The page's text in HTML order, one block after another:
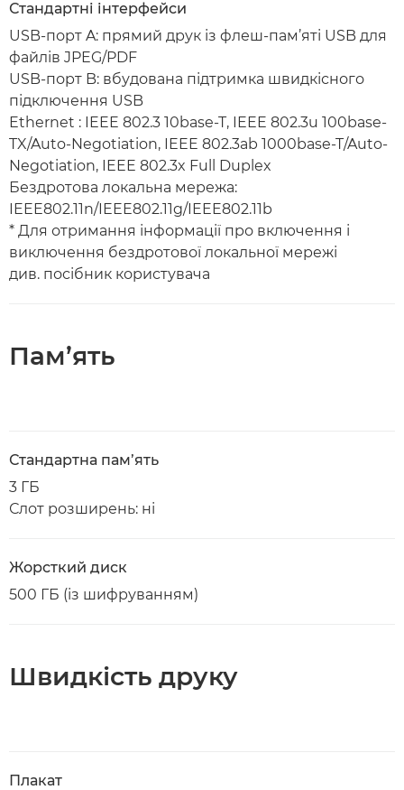
Стандартні інтерфейси
USB-порт A: прямий друк із флеш-пам’яті USB для
файлів JPEG/PDF
USB-порт B: вбудована підтримка швидкісного
підключення USB
Ethernet : IEEE 802.3 10base-T, IEEE 802.3u 100base-
TX/Auto-Negotiation, IEEE 802.3ab 1000base-T/Auto-
Negotiation, IEEE 802.3x Full Duplex
Бездротова локальна мережа:
IEEE802.11n/IEEE802.11g/IEEE802.11b
* Для отримання інформації про включення і
виключення бездротової локальної мережі
див. посібник користувача
Пам’ять
Стандартна пам’ять
3 ГБ
Слот розширень: ні
Жорсткий диск
500 ГБ (із шифруванням)
Швидкість друку
Плакат